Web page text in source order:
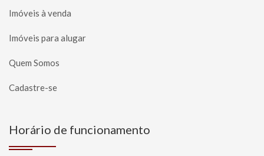
Imóveis à venda
Imóveis para alugar
Quem Somos
Cadastre-se
Horário de funcionamento